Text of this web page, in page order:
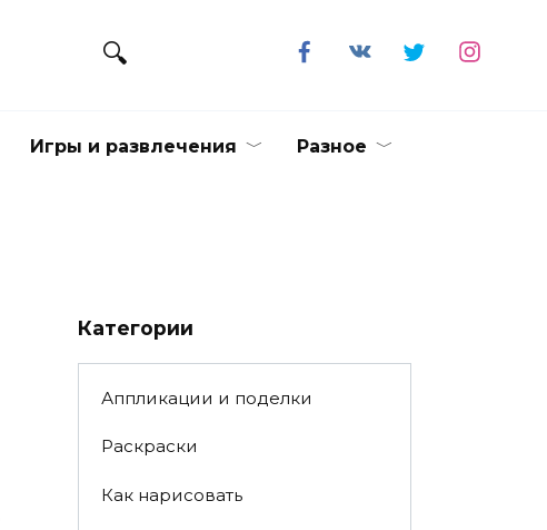
Игры и развлечения Разное
Категории
Аппликации и поделки
Раскраски
Как нарисовать